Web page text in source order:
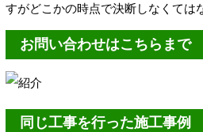
すがどこかの時点で決断しなくては
お問い合わせはこちらまで
同じ工事を行った施工事例